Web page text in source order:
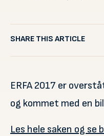
SHARE THIS ARTICLE
ERFA 2017 er
og kommet med en
Les hele saken og